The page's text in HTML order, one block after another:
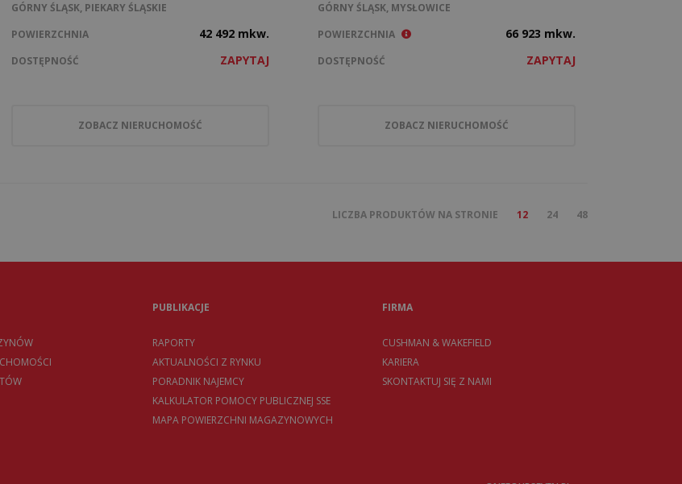
GÓRNY ŚLĄSK, PIEKARY ŚLĄSKIE
POWIERZCHNIA
42 492 mkw.
DOSTĘPNOŚĆ ZAPYTAJ
ZOBACZ NIERUCHOMOŚĆ
GÓRNY ŚLĄSK, MYSŁOWICE
POWIERZCHNIA
66 923 mkw.
DOSTĘPNOŚĆ ZAPYTAJ
ZOBACZ NIERUCHOMOŚĆ
LICZBA PRODUKTÓW NA STRONIE 12 24 48
PUBLIKACJE
RAPORTY
AKTUALNOŚCI Z RYNKU
PORADNIK NAJEMCY
KALKULATOR POMOCY PUBLICZNEJ SSE
MAPA POWIERZCHNI MAGAZYNOWYCH
FIRMA
CUSHMAN & WAKEFIELD
KARIERA
SKONTAKTUJ SIĘ Z NAMI